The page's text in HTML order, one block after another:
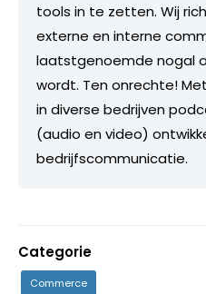
tools in te zetten. Wij
externe en interne
laatstgenoemde nogal
wordt. Ten onrechte!
in diverse bedrijven
(audio en video)
bedrijfscommunicatie.
Categorie
Commerce